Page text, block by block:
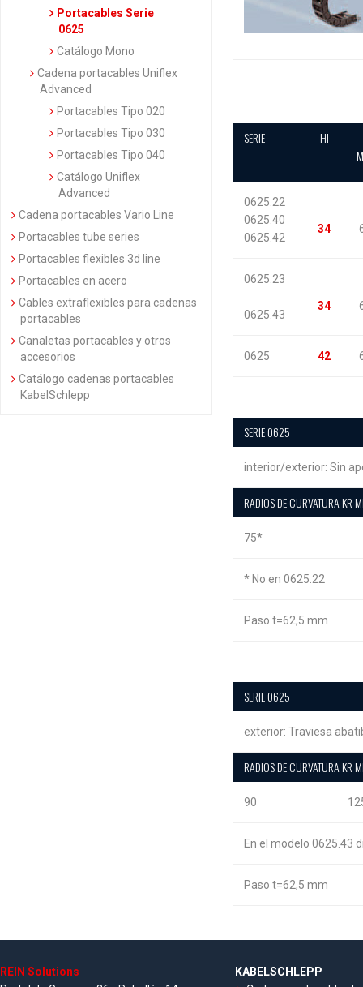
Portacables Serie
0625
Catálogo Mono
Cadena portacables Uniflex
Advanced
Portacables Tipo 020
Portacables Tipo 030
Portacables Tipo 040
Catálogo Uniflex
Advanced
Cadena portacables Vario Line
Portacables tube series
Portacables flexibles 3d line
Portacables en acero
Cables extraflexibles para cadenas
portacables
Canaletas portacables y otros
accesorios
Catálogo cadenas portacables
KabelSchlepp
SERIE
HI
0625.22
0625.40
0625.42
34
0625.23
0625.43
34
0625 42
SERIE 0625
interior/exterior: Sin
RADIOS DE CURVATURA KR
75*
* No en 0625.22
Paso t=62,5 mm
SERIE 0625
exterior: Traviesa
RADIOS DE CURVATURA KR
90
En el modelo 0625.43
Paso t=62,5 mm
REIN Solutions
KABELSCHLEPP